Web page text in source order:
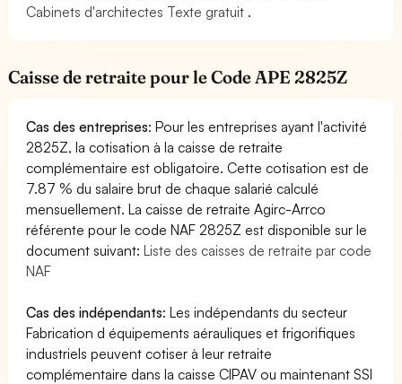
Cabinets d'architectes Texte gratuit .
Caisse de retraite pour le Code APE 2825Z
Cas des entreprises: Pour les entreprises ayant l'activité
2825Z, la cotisation à la caisse de retraite
complémentaire est obligatoire. Cette cotisation est de
7.87 % du salaire brut de chaque salarié calculé
mensuellement. La caisse de retraite Agirc-Arrco
référente pour le code NAF 2825Z est disponible sur le
document suivant:Liste des caisses de retraite par code
NAF
Cas des indépendants: Les indépendants du secteur
Fabrication d équipements aérauliques et frigorifiques
industriels peuvent cotiser à leur retraite
complémentaire dans la caisse CIPAV ou maintenant SSI